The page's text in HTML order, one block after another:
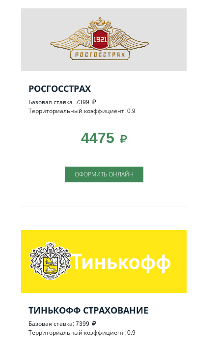
РОСГОССТРАХ
Базовая ставка: 7399
Территориальный коэффициент: 0.9
4475
ОФОРМИТЬ ОНЛАЙН
ТИНЬКОФФ СТРАХОВАНИЕ
Базовая ставка: 7399
Территориальный коэффициент: 0.9